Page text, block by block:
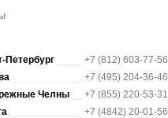
Петербург
+7 (812) 603-77-56
+7 (495) 204-36-46
Челны
+7 (855) 220-53-31
+7 (4842) 20-01-56